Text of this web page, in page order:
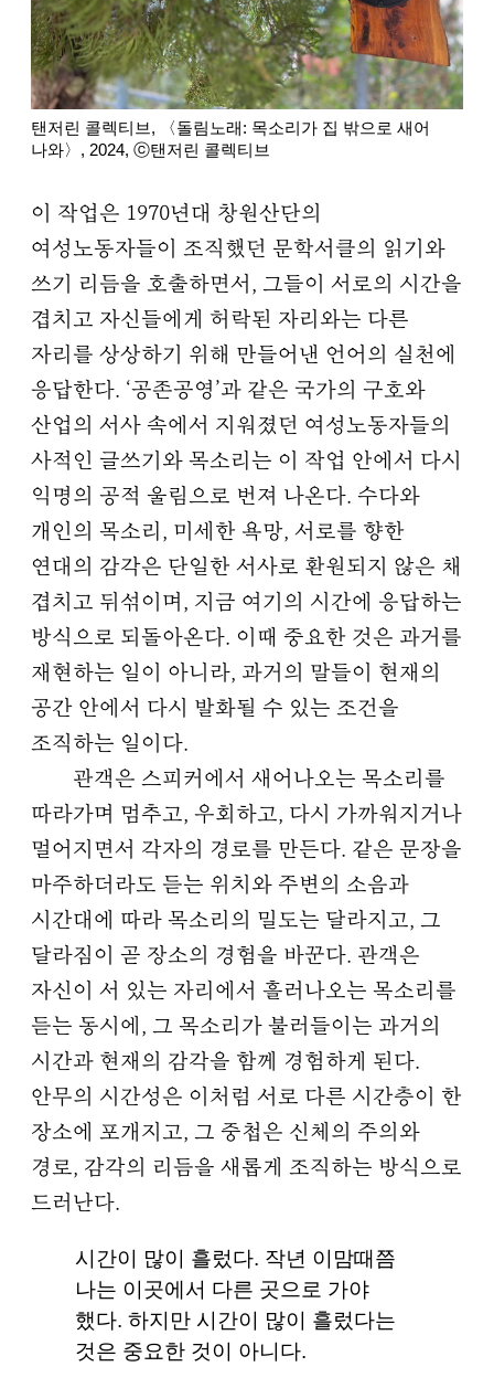
탠저린 콜렉티브, 〈돌림노래: 목소리가 집 밖으로 새어
나와〉, 2024, ⓒ탠저린 콜렉티브
이 작업은 1970년대 창원산단의
여성노동자들이 조직했던 문학서클의 읽기와
쓰기 리듬을 호출하면서, 그들이 서로의 시간을
겹치고 자신들에게 허락된 자리와는 다른
자리를 상상하기 위해 만들어낸 언어의 실천에
응답한다. ‘공존공영’과 같은 국가의 구호와
산업의 서사 속에서 지워졌던 여성노동자들의
사적인 글쓰기와 목소리는 이 작업 안에서 다시
익명의 공적 울림으로 번져 나온다. 수다와
개인의 목소리, 미세한 욕망, 서로를 향한
연대의 감각은 단일한 서사로 환원되지 않은 채
겹치고 뒤섞이며, 지금 여기의 시간에 응답하는
방식으로 되돌아온다. 이때 중요한 것은 과거를
재현하는 일이 아니라, 과거의 말들이 현재의
공간 안에서 다시 발화될 수 있는 조건을
조직하는 일이다.
관객은 스피커에서 새어나오는 목소리를
따라가며 멈추고, 우회하고, 다시 가까워지거나
멀어지면서 각자의 경로를 만든다. 같은 문장을
마주하더라도 듣는 위치와 주변의 소음과
시간대에 따라 목소리의 밀도는 달라지고, 그
달라짐이 곧 장소의 경험을 바꾼다. 관객은
자신이 서 있는 자리에서 흘러나오는 목소리를
듣는 동시에, 그 목소리가 불러들이는 과거의
시간과 현재의 감각을 함께 경험하게 된다.
안무의 시간성은 이처럼 서로 다른 시간층이 한
장소에 포개지고, 그 중첩은 신체의 주의와
경로, 감각의 리듬을 새롭게 조직하는 방식으로
드러난다.
시간이 많이 흘렀다. 작년 이맘때쯤
나는 이곳에서 다른 곳으로 가야
했다. 하지만 시간이 많이 흘렀다는
것은 중요한 것이 아니다.